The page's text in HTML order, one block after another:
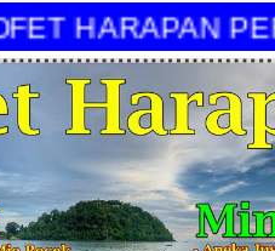
"BOFET HARAPAN